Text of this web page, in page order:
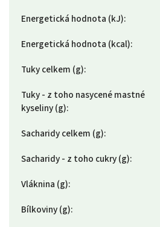
Energetická hodnota (kJ):
Energetická hodnota (kcal):
Tuky celkem (g):
Tuky - z toho nasycené mastné
kyseliny (g):
Sacharidy celkem (g):
Sacharidy - z toho cukry (g):
Vláknina (g):
Bílkoviny (g):